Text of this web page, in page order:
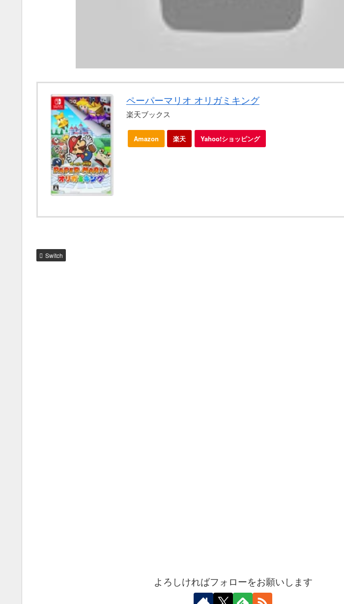
ペーパーマリオ オリガミキング
楽天ブックス
Amazon 楽天 Yahoo!ショッピング
Switch
よろしければフォローをお願いします